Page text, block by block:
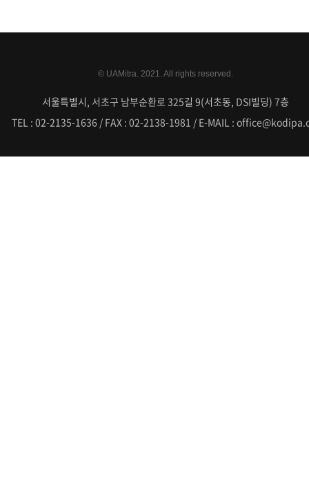
© UAMitra. 2021. All rights reserved.
서울특별시, 서초구 남부순환로 325길 9(서초동, DSI빌딩) 7층
TEL : 02-2135-1636 / FAX : 02-2138-1981 / E-MAIL :